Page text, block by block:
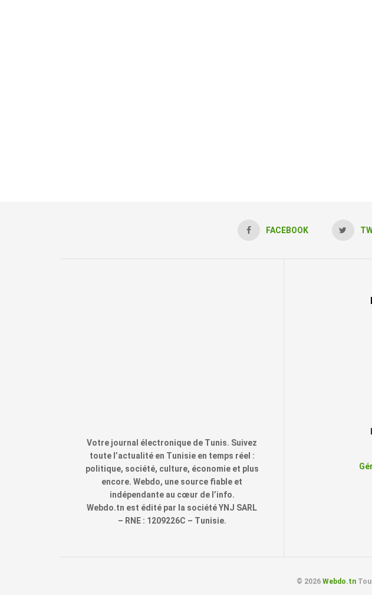
FACEBOOK
Votre journal électronique de Tunis. Suivez
toute l’actualité en Tunisie en temps réel :
politique, société, culture, économie et plus
encore. Webdo, une source fiable et
indépendante au cœur de l’info.
Webdo.tn est édité par la société YNJ SARL
– RNE : 1209226C – Tunisie.
© 2026 Webdo.tn